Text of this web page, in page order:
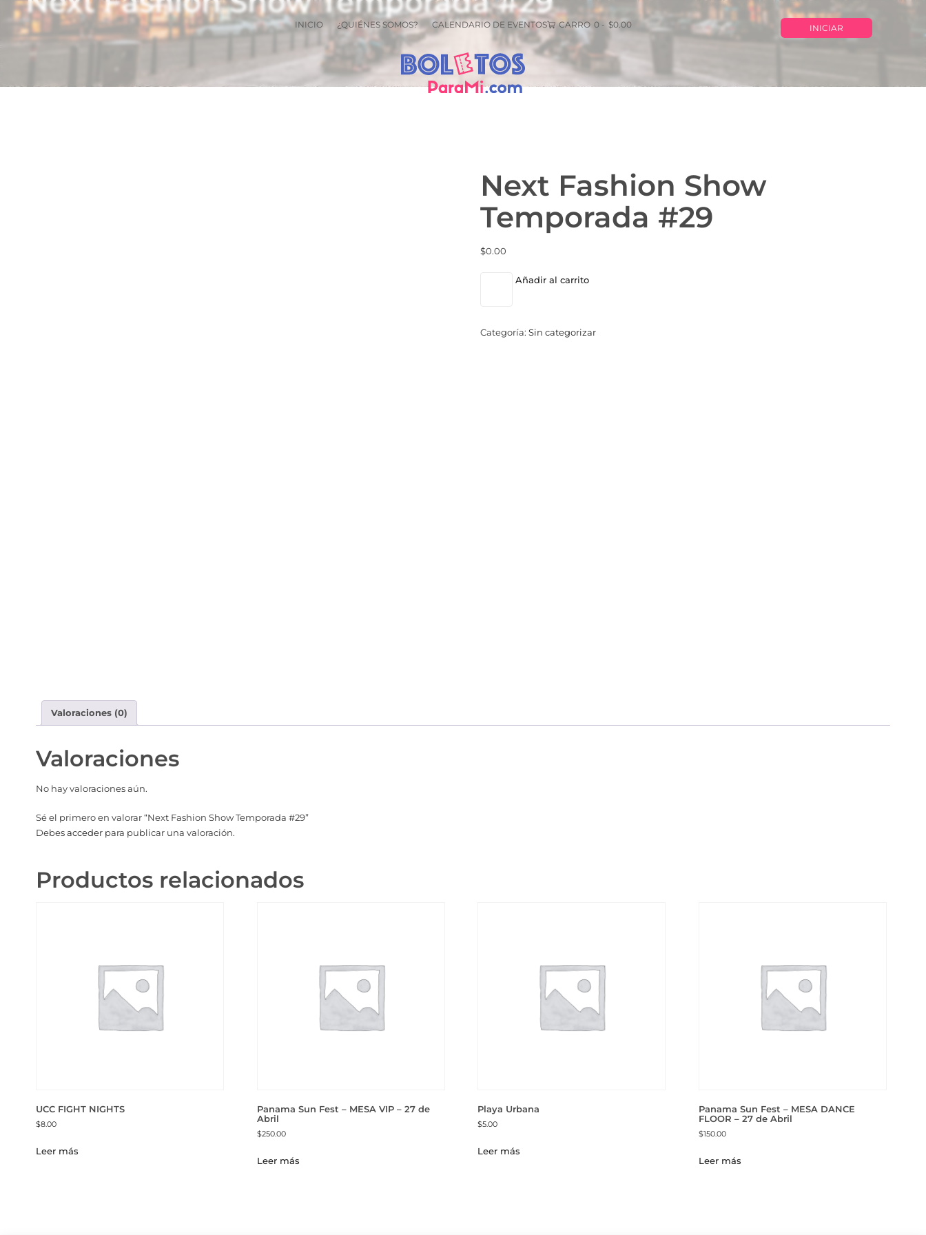
INICIO ¿QUIÉNES SOMOS? CALENDARIO DE EVENTOS CARRO 0- $0.00 INICIAR
Next Fashion Show
Temporada #29
$0.00
Añadir al carrito
Categoría: Sin categorizar
Valoraciones (0)
Valoraciones
No hay valoraciones aún.
Sé el primero en valorar “Next Fashion Show Temporada #29”
Debesacceder para publicar una valoración.
Productos relacionados
UCC FIGHT NIGHTS
$8.00
Leer más
Panama Sun Fest – MESA VIP – 27 de
Abril
$250.00
Leer más
Playa Urbana
$5.00
Leer más
Panama Sun Fest – MESA DANCE
FLOOR – 27 de Abril
$150.00
Leer más